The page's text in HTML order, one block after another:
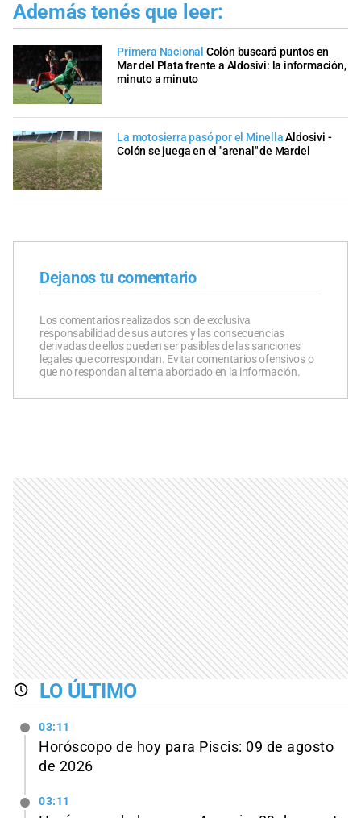
Además tenés que leer:
Primera Nacional Colón buscará puntos en
Mar del Plata frente a Aldosivi: la información,
minuto a minuto
La motosierra pasó por el Minella Aldosivi -
Colón se juega en el "arenal" de Mardel
Dejanos tu comentario
Los comentarios realizados son de exclusiva
responsabilidad de sus autores y las consecuencias
derivadas de ellos pueden ser pasibles de las sanciones
legales que correspondan. Evitar comentarios ofensivos o
que no respondan al tema abordado en la información.
LO ÚLTIMO
03:11
Horóscopo de hoy para Piscis: 09 de agosto
de 2026
03:11